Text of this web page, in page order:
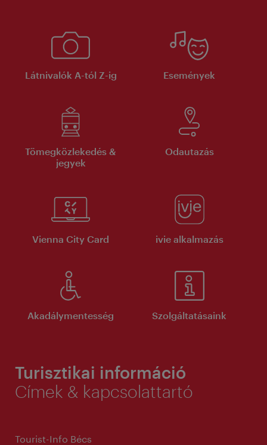
Látnivalók A-tól Z-ig Események
Tömegközlekedés &
jegyek
Odautazás
Vienna City Card ivie alkalmazás
Akadálymentesség Szolgáltatásaink
Turisztikai információ
Címek & kapcsolattartó
Tourist-Info Bécs